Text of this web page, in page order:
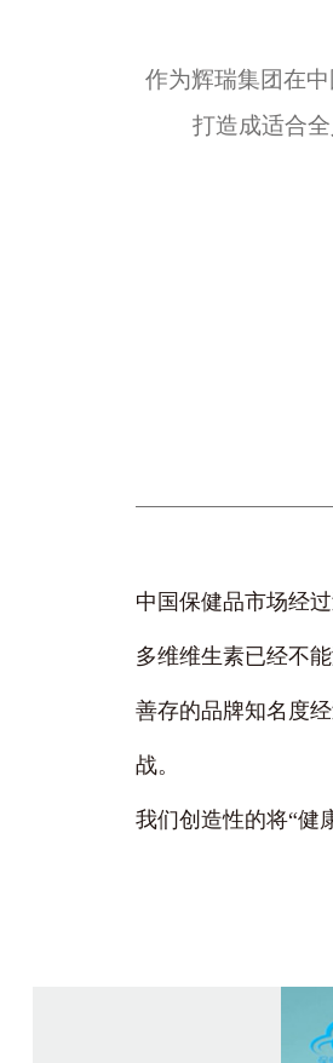
作为辉瑞集团在
打造成适合
中国保健品市场经
多维维生素已经不
善存的品牌知名度
战。
我们创造性的将“健